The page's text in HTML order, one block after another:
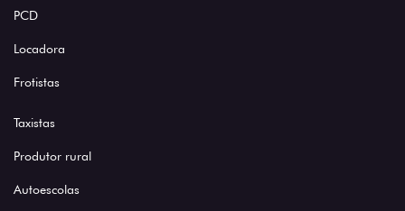
PCD
Locadora
Frotistas
Taxistas
Produtor rural
Autoescolas